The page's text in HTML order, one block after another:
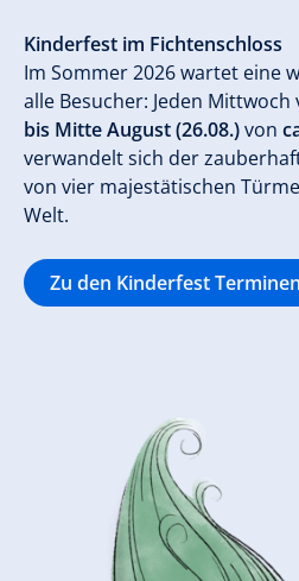
Kinderfest im Fichtenschloss
Im Sommer 2026 wartet eine
alle Besucher: Jeden Mittwoch
bis Mitte August (26.08.)von
verwandelt sich der
von vier majestätischen
Welt.
Zu den Kinderfest Terminen